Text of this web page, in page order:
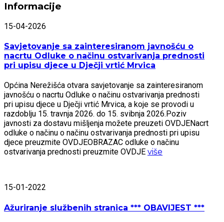
Informacije
15-04-2026
Savjetovanje sa zainteresiranom javnošću o
nacrtu Odluke o načinu ostvarivanja prednosti
pri upisu djece u Dječji vrtić Mrvica
Općina Nerežišća otvara savjetovanje sa zainteresiranom
javnošću o nacrtu Odluke o načinu ostvarivanja prednosti
pri upisu djece u Dječji vrtić Mrvica, a koje se provodi u
razdoblju 15. travnja 2026. do 15. svibnja 2026.Poziv
javnosti za dostavu mišljenja možete preuzeti OVDJENacrt
odluke o načinu o načinu ostvarivanja prednosti pri upisu
djece preuzmite OVDJEOBRAZAC odluke o načinu
ostvarivanja prednosti preuzmite OVDJE više
15-01-2022
Ažuriranje službenih stranica *** OBAVIJEST ***